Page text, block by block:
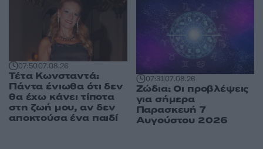
07:5007.08.26
Τέτα Κωνσταντά:
Πάντα ένιωθα ότι δεν
θα έχω κάνει τίποτα
στη ζωή μου, αν δεν
αποκτούσα ένα παιδί
07:3107.08.26
Ζώδια: Οι προβλέψεις
για σήμερα
Παρασκευή 7
Αυγούστου 2026